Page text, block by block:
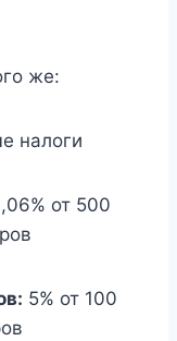
же:
налоги
от 500
5% от 100